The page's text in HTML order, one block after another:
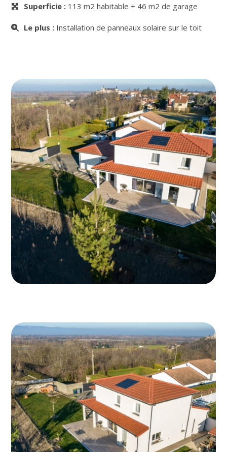
Superficie : 113 m2 habitable + 46 m2 de garage
Le plus : Installation de panneaux solaire sur le toit